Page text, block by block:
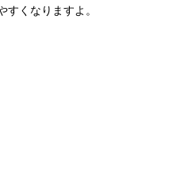
すくなりますよ。